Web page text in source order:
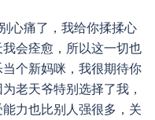
心痛了，我给你揉揉心
会痊愈，所以这一切也
个新妈咪，我很期待你
老天爷特别选择了我，
力也比别人强很多，关